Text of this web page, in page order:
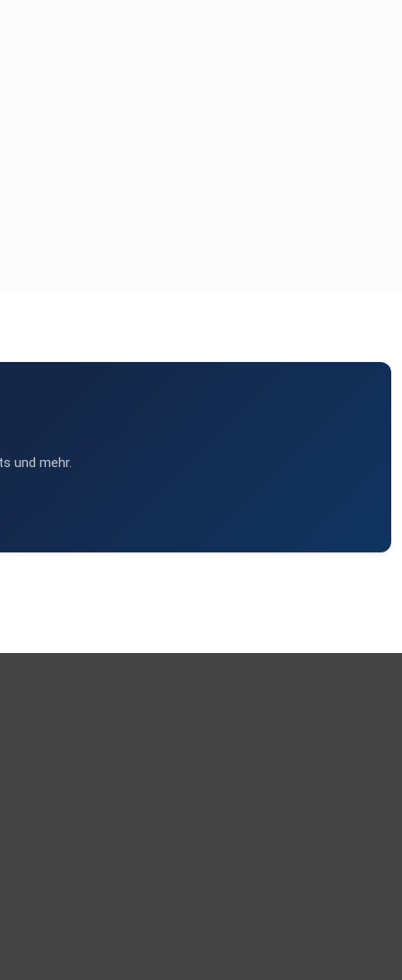
und mehr.